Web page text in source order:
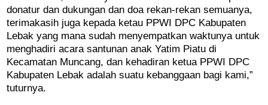
donatur dan dukungan dan doa rekan-rekan semuanya,
terimakasih juga kepada ketau PPWI DPC Kabupaten
Lebak yang mana sudah menyempatkan waktunya untuk
menghadiri acara santunan anak Yatim Piatu di
Kecamatan Muncang, dan kehadiran ketua PPWI DPC
Kabupaten Lebak adalah suatu kebanggaan bagi kami,”
tuturnya.